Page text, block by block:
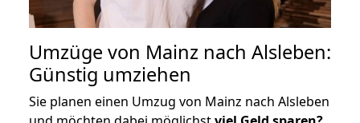
Umzüge von Mainz nach Alsleben:
Günstig umziehen
Sie planen einen Umzug von Mainz nach Alsleben